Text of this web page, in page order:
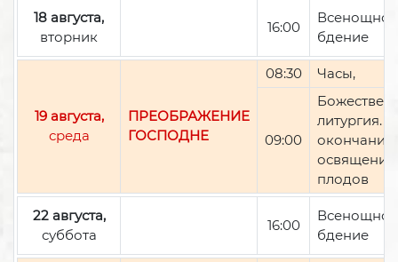
18 августа,
вторник
16:00
Всенощное
бдение
19 августа,
среда
ПРЕОБРАЖЕНИЕ
ГОСПОДНЕ
08:30 Часы,
09:00
литургия.
окончании
освящение
плодов
22 августа,
суббота
16:00
Всенощное
бдение